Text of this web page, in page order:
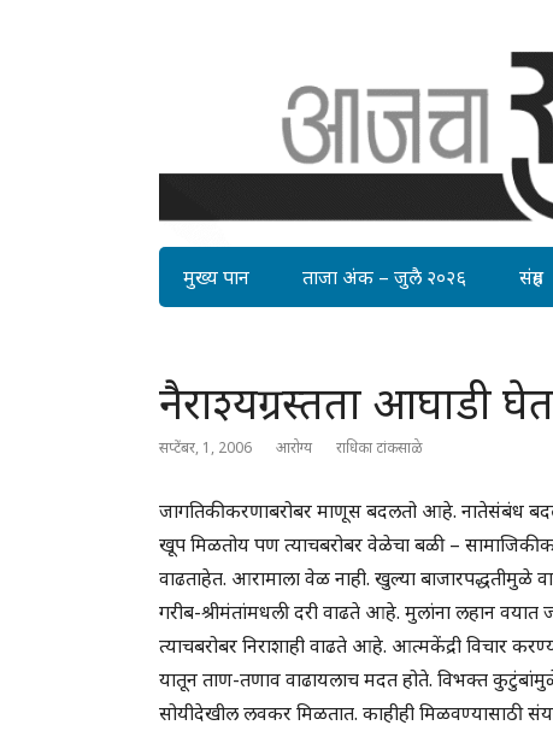
मुख्य पान ताजा अंक – जुलै २०२६ संग्रह
नैराश्यग्रस्तता आघाडी
सप्टेंबर, 1, 2006 आरोग्य राधिका टांकसाळे
जागतिकीकरणाबरोबर माणूस बदलतो आहे. नातेसंबंध
खूप मिळतोय पण त्याचबरोबर वेळेचा बळी –
वाढताहेत. आरामाला वेळ नाही. खुल्या बाजारपद्धतीमुळे
गरीब-श्रीमंतांमधली दरी वाढते आहे. मुलांना लहान
त्याचबरोबर निराशाही वाढते आहे. आत्मकेंद्री विचार
यातून ताण-तणाव वाढायलाच मदत होते. विभक्त
सोयीदेखील लवकर मिळतात. काहीही मिळवण्यासाठी